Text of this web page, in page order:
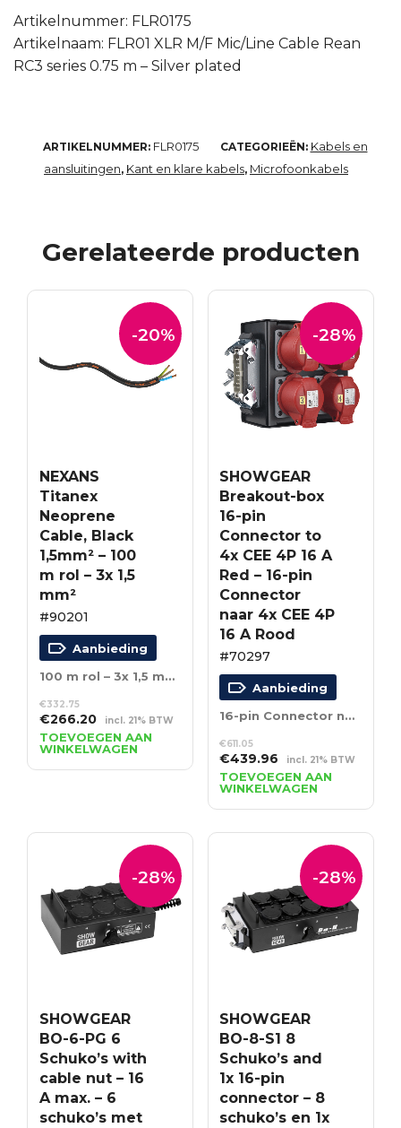
Artikelnummer: FLR0175
Artikelnaam: FLR01 XLR M/F Mic/Line Cable Rean
RC3 series 0.75 m – Silver plated
ARTIKELNUMMER: FLR0175 CATEGORIEËN: Kabels en
aansluitingen, Kant en klare kabels, Microfoonkabels
Gerelateerde producten
-20%
NEXANS
Titanex
Neoprene
Cable, Black
1,5mm² – 100
m rol – 3x 1,5
mm²
#90201
Aanbieding
100 m rol – 3x 1,5 mm²
€332.75
Oorspronkelijke
prijs
was:
€332.75.
€266.20Huidige
prijs
is:
€266.20.
incl. 21% BTW
TOEVOEGEN AAN
WINKELWAGEN
-28%
SHOWGEAR
Breakout-box
16-pin
Connector to
4x CEE 4P 16 A
Red – 16-pin
Connector
naar 4x CEE 4P
16 A Rood
#70297
Aanbieding
16-pin Connector naar 4x CEE 4P 16 A Rood
€611.05
Oorspronkelijke
prijs
was:
€611.05.
€439.96 Huidige
prijs
is:
€439.96.
incl. 21% BTW
TOEVOEGEN AAN
WINKELWAGEN
-28%
SHOWGEAR
BO-6-PG 6
Schuko’s with
cable nut – 16
A max. – 6
schuko’s met
-28%
SHOWGEAR
BO-8-S1 8
Schuko’s and
1x 16-pin
connector – 8
schuko’s en 1x